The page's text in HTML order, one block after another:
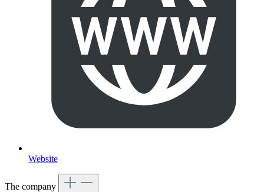
Website
The company